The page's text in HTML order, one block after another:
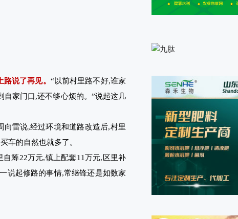
说了再见。 “以前村里路不好,谁家
自家门口,还不够心烦的。”说起这几
向雷说,经过环境和道路改造后,村里
车的自然也就多了。
自筹22万元,镇上配套11万元,区里补
说起修路的事情,常继锋还是如数家